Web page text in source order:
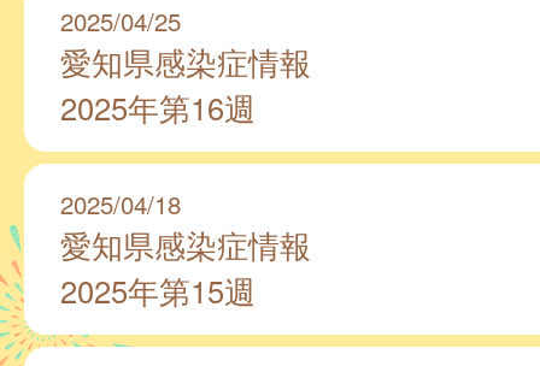
2025/04/25
愛知県感染症情報
2025年第16週
2025/04/18
愛知県感染症情報
2025年第15週